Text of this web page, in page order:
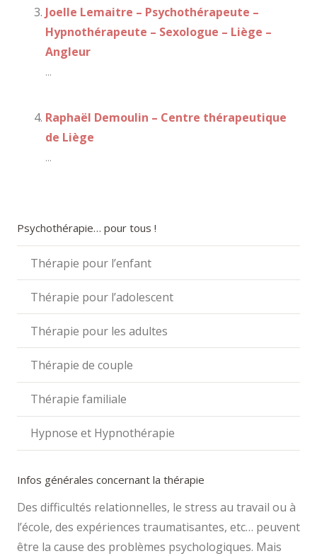
Joelle Lemaitre – Psychothérapeute –
Hypnothérapeute – Sexologue – Liège –
Angleur
...
Raphaël Demoulin – Centre thérapeutique
de Liège
...
Psychothérapie… pour tous !
Thérapie pour l’enfant
Thérapie pour l’adolescent
Thérapie pour les adultes
Thérapie de couple
Thérapie familiale
Hypnose et Hypnothérapie
Infos générales concernant la thérapie
Des difficultés relationnelles, le stress au travail ou à
l’école, des expériences traumatisantes, etc… peuvent
être la cause des problèmes psychologiques. Mais